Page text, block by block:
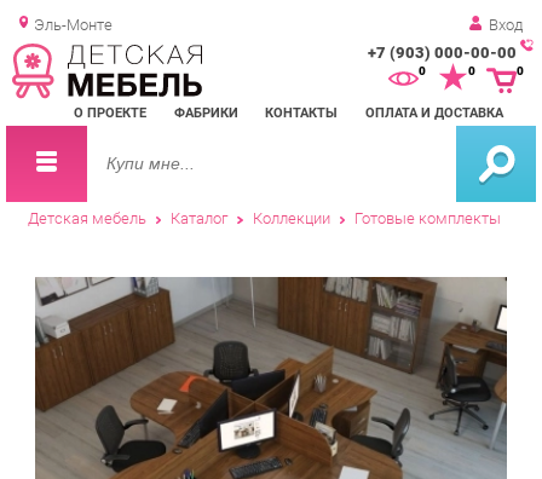
Эль-Монте Вход
+7 (903) 000-00-00
О ПРОЕКТЕ ФАБРИКИ КОНТАКТЫ ОПЛАТА И ДОСТАВКА
0 0
Детская мебель Каталог Коллекции Готовые комплекты